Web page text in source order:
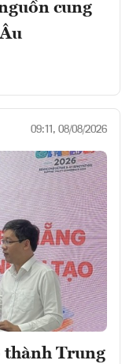
cung
09:11, 08/08/2026
Trung